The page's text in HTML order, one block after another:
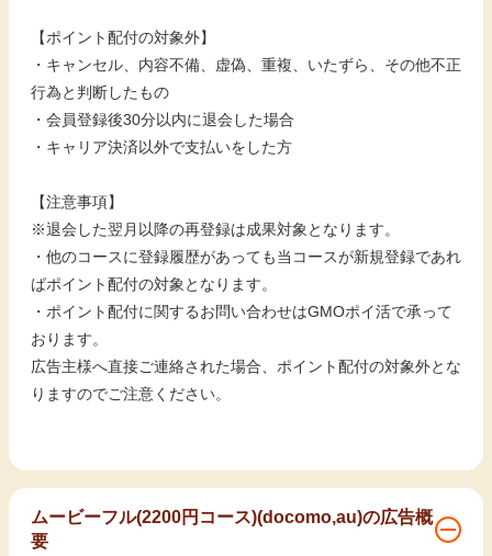
【ポイント配付の対象外】
・キャンセル、内容不備、虚偽、重複、いたずら、その他不正
行為と判断したもの
・会員登録後30分以内に退会した場合
・キャリア決済以外で支払いをした方
【注意事項】
※退会した翌月以降の再登録は成果対象となります。
・他のコースに登録履歴があっても当コースが新規登録であれ
ばポイント配付の対象となります。
・ポイント配付に関するお問い合わせはGMOポイ活で承って
おります。
広告主様へ直接ご連絡された場合、ポイント配付の対象外とな
りますのでご注意ください。
ムービーフル(2200円コース)(docomo,au)の広告概
要